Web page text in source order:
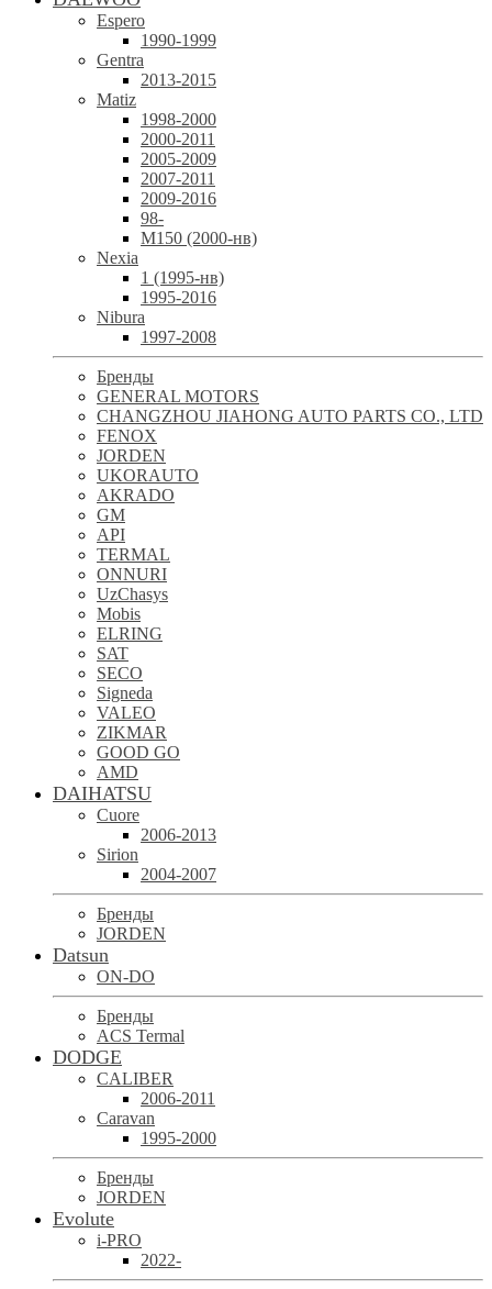
Espero
1990-1999
Gentra
2013-2015
Matiz
1998-2000
2000-2011
2005-2009
2007-2011
2009-2016
98-
М150 (2000-нв)
Nexia
1 (1995-нв)
1995-2016
Nibura
1997-2008
Бренды
GENERAL MOTORS
CHANGZHOU JIAHONG AUTO PARTS CO., LTD
FENOX
JORDEN
UKORAUTO
AKRADO
GM
API
TERMAL
ONNURI
UzChasys
Mobis
ELRING
SAT
SECO
Signeda
VALEO
ZIKMAR
GOOD GO
AMD
DAIHATSU
Cuore
2006-2013
Sirion
2004-2007
Бренды
JORDEN
Datsun
ON-DO
Бренды
ACS Termal
DODGE
CALIBER
2006-2011
Caravan
1995-2000
Бренды
JORDEN
Evolute
i-PRO
2022-